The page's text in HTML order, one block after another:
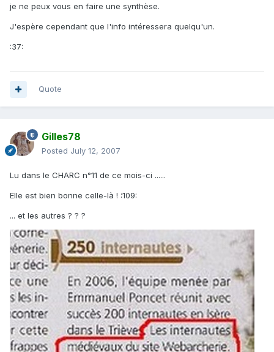
je ne peux vous en faire une synthèse.
J'espère cependant que l'info intéressera quelqu'un.
:37:
Quote
Gilles78
Posted July 12, 2007
Lu dans le CHARC n°11 de ce mois-ci ......
Elle est bien bonne celle-là ! :109:
... et les autres ? ? ?